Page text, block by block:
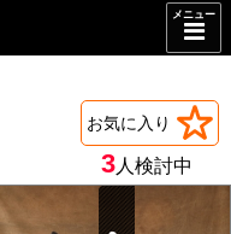
メニュー
お気に入り
3人検討中